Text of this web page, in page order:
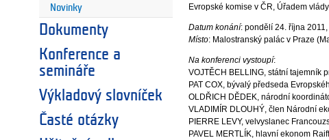
Novinky
Dokumenty
Konference a
semináře
Výkladový slovníček
Časté otázky
Evropské komise v ČR, Úřadem
Datum konání: pondělí 24. října
Místo: Malostranský palác v Praze
Na konferenci vystoupí:
VOJTĚCH BELLING, státní tajemník
PAT COX, bývalý předseda
OLDŘICH DĚDEK, národní
VLADIMÍR DLOUHÝ, člen Národní
PIERRE LEVY, velvyslanec
PAVEL MERTLÍK, hlavní ekonom